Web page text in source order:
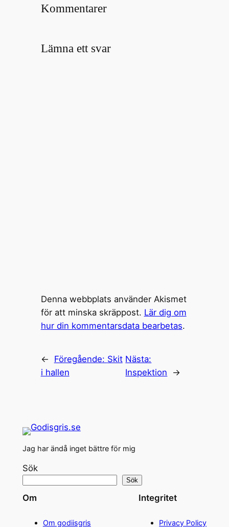
Kommentarer
Lämna ett svar
Denna webbplats använder Akismet
för att minska skräppost. Lär dig om
hur din kommentarsdata bearbetas.
← Föregående: Skit
i hallen
Nästa:
Inspektion
→
Jag har ändå inget bättre för mig
Sök
Sök
Om
Om godiisgris
Integritet
Privacy Policy